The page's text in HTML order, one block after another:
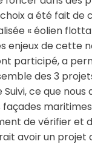
a été fait
« éolien
enjeux de cette
ont participé, a
des 3
ce que
de vérifier
avoir un projet